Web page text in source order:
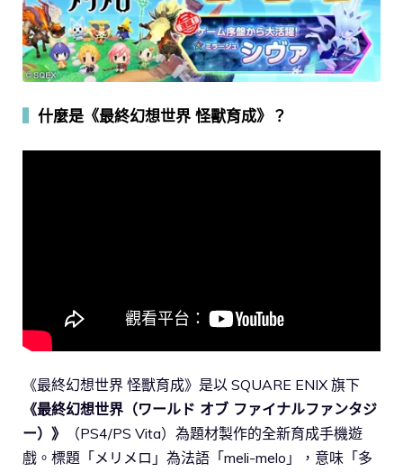
什麼是《最終幻想世界 怪獸育成》？
《最終幻想世界 怪獸育成》是以 SQUARE ENIX 旗下
《最終幻想世界（ワールド オブ ファイナルファンタジ
ー）》
（PS4/PS Vita）為題材製作的全新育成手機遊
戲。標題「メリメロ」為法語「meli-melo」，意味「多